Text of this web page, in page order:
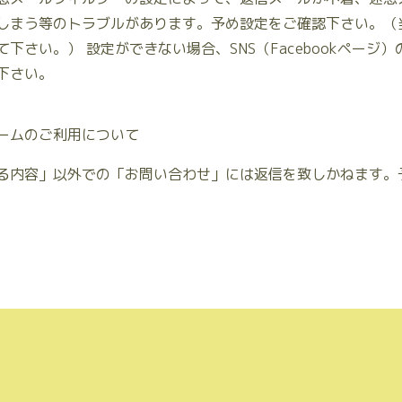
まう等のトラブルがあります。予め設定をご確認下さい。（
下さい。） 設定ができない場合、SNS（Facebookページ）
下さい。
ムのご利用について
内容」以外での「お問い合わせ」には返信を致しかねます